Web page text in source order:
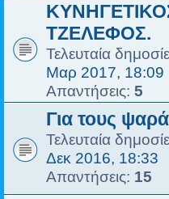
ΤΖΕΛΕΦΟΣ.
Τελευταία
Μαρ 2017, 18:09
Απαντήσεις: 5
Για τους
Τελευταία
Δεκ 2016, 18:33
Απαντήσεις: 15